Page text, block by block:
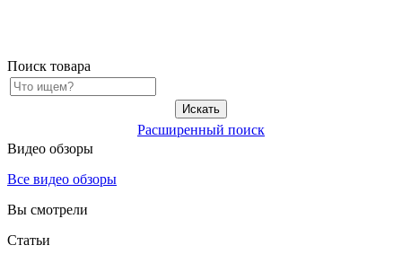
Поиск товара
Расширенный поиск
Видео обзоры
Все видео обзоры
Вы смотрели
Статьи